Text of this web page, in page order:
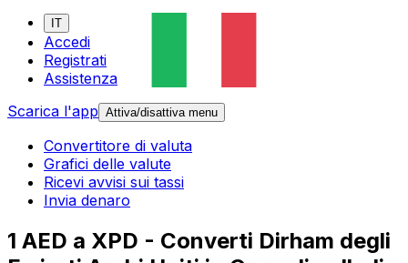
IT
Accedi
Registrati
Assistenza
Scarica l'app Attiva/disattiva menu
Convertitore di valuta
Grafici delle valute
Ricevi avvisi sui tassi
Invia denaro
1 AED a XPD - Converti Dirham degli